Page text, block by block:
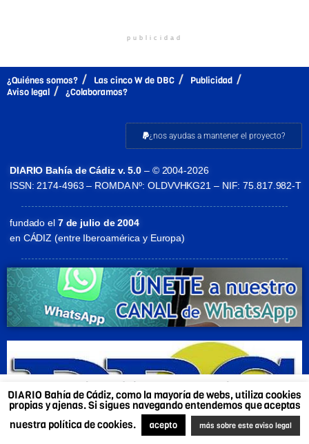
publicidad
¿Quiénes somos? Las cinco W de DBC
Publicidad
Aviso legal
¿Colaboramos?
¿nos ayudas a mantener el proyecto?
DIARIO Bahía de Cádiz v. 5.0 – © 2004-2026
ISSN: 2174-4963 – ROMDA Nº: OLDVVHKG21 – NIF: 75.817.982-T
fundado el7 de julio de 2004
en CÁDIZ (entre Iberoamérica y Europa)
DIARIO Bahía de Cádiz, como la mayoría de webs, utiliza cookies
propias y ajenas. Si sigues navegando entendemos que aceptas
nuestra política de cookies.
acepto más sobre este aviso legal
DIARIO Bahía de Cádiz, como la mayoría de webs,
utiliza cookies propias y ajenas. Si sigues navegando
entendemos que aceptas nuestra política de cookies.
Más sobre este aviso legal
Acepto